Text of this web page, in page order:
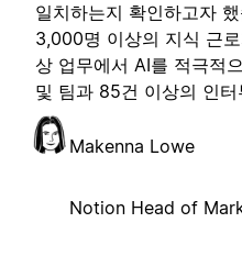
일치하는지 확인하고자
3,000명 이상의 지식 근
상 업무에서 AI를 적극적
및 팀과 85건 이상의 인
Makenna Lowe
Notion Head of